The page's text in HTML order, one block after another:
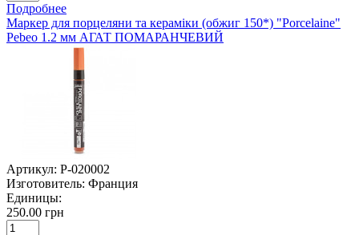
Подробнее
Маркер для порцеляни та кераміки (обжиг 150*) "Porcelaine"
Pebeo 1.2 мм АГАТ ПОМАРАНЧЕВИЙ
Артикул: P-020002
Изготовитель: Франция
Единицы:
250.00 грн